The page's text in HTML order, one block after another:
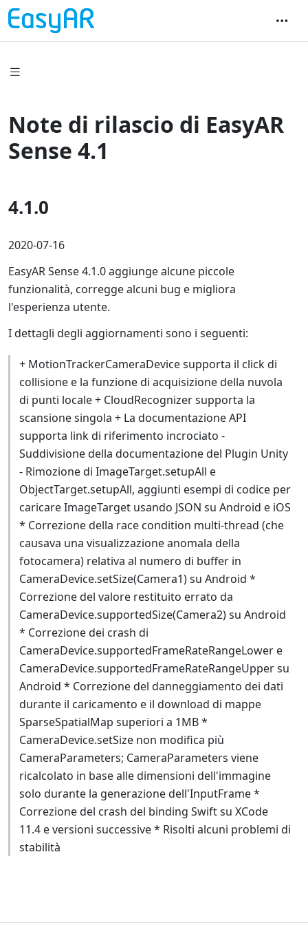
Note di rilascio di EasyAR
Sense 4.1
4.1.0
2020-07-16
EasyAR Sense 4.1.0 aggiunge alcune piccole
funzionalità, corregge alcuni bug e migliora
l'esperienza utente.
I dettagli degli aggiornamenti sono i seguenti:
+ MotionTrackerCameraDevice supporta il click di
collisione e la funzione di acquisizione della nuvola
di punti locale + CloudRecognizer supporta la
scansione singola + La documentazione API
supporta link di riferimento incrociato -
Suddivisione della documentazione del Plugin Unity
- Rimozione di ImageTarget.setupAll e
ObjectTarget.setupAll, aggiunti esempi di codice per
caricare ImageTarget usando JSON su Android e iOS
* Correzione della race condition multi-thread (che
causava una visualizzazione anomala della
fotocamera) relativa al numero di buffer in
CameraDevice.setSize(Camera1) su Android *
Correzione del valore restituito errato da
CameraDevice.supportedSize(Camera2) su Android
* Correzione dei crash di
CameraDevice.supportedFrameRateRangeLower e
CameraDevice.supportedFrameRateRangeUpper su
Android * Correzione del danneggiamento dei dati
durante il caricamento e il download di mappe
SparseSpatialMap superiori a 1MB *
CameraDevice.setSize non modifica più
CameraParameters; CameraParameters viene
ricalcolato in base alle dimensioni dell'immagine
solo durante la generazione dell'InputFrame *
Correzione del crash del binding Swift su XCode
11.4 e versioni successive * Risolti alcuni problemi di
stabilità